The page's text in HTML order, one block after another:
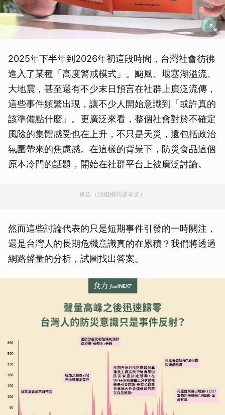
2025年下半年到2026年初這段時間，台灣社會彷彿
進入了某種「高度警戒模式」。颱風、堰塞湖溢流、
大地震，甚至還有不少末日預言在社群上廣泛流傳，
這些事件頻繁出現，讓不少人開始意識到「或許真的
該準備點什麼」。更廣泛來看，整個社會對於不確定
風險的集體感受也在上升，不只是天災，還包括政治
氛圍帶來的焦慮感。在這樣的背景下，防災食品這個
原本冷門的話題，開始在社群平台上被廣泛討論。
廣告（請繼續閱讀本文）
然而這些討論代表的只是短期事件引發的一時關注，
還是台灣人的長期危機意識真的在累積？我們將透過
網路聲量的分析，試圖找出答案。